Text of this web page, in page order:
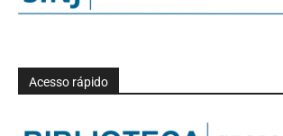
Acesso rápido